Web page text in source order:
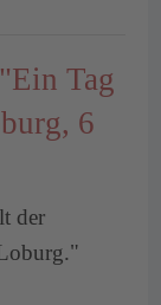
Tag
6
der